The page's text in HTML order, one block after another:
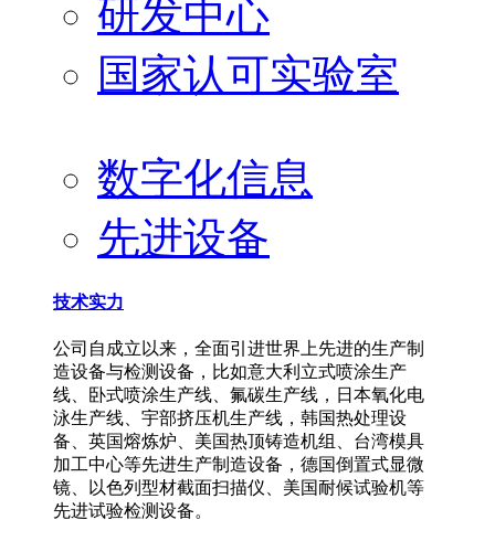
研发中心
国家认可实验室
数字化信息
先进设备
技术实力
公司自成立以来，全面引进世界上先进的生产制
造设备与检测设备，比如意大利立式喷涂生产
线、卧式喷涂生产线、氟碳生产线，日本氧化电
泳生产线、宇部挤压机生产线，韩国热处理设
备、英国熔炼炉、美国热顶铸造机组、台湾模具
加工中心等先进生产制造设备，德国倒置式显微
镜、以色列型材截面扫描仪、美国耐候试验机等
先进试验检测设备。